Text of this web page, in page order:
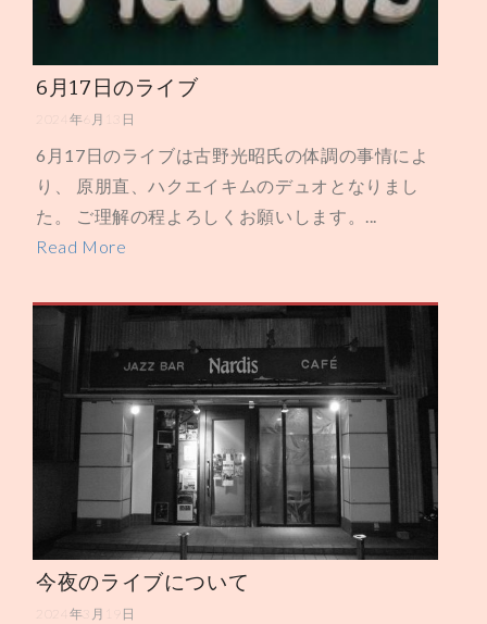
6月17日のライブ
2024年6月13日
6月17日のライブは古野光昭氏の体調の事情によ
り、 原朋直、ハクエイキムのデュオとなりまし
た。 ご理解の程よろしくお願いします。...
Read More
今夜のライブについて
2024年3月19日